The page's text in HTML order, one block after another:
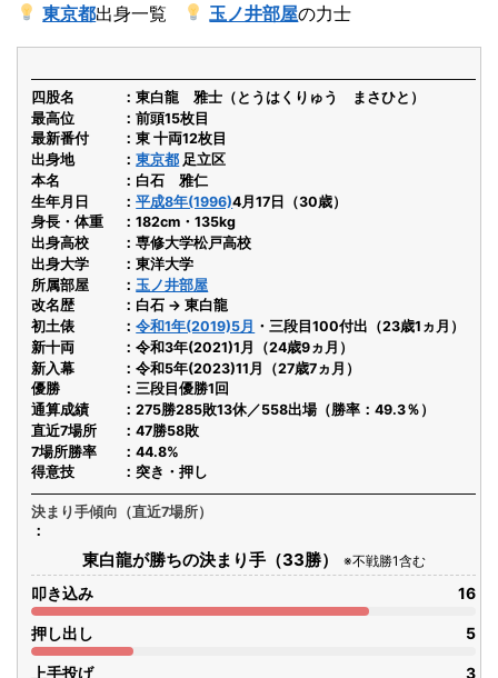
東京都出身一覧 玉ノ井部屋の力士
四股名
東白龍 雅士（とうはくりゅう まさひと）
最高位
前頭15枚目
最新番付
東 十両12枚目
出身地
東京都 足立区
本名
白石 雅仁
生年月日
平成8年(1996)4月17日（30歳）
身長・体重
182cm・135kg
出身高校
専修大学松戸高校
出身大学
東洋大学
所属部屋
玉ノ井部屋
改名歴
白石 → 東白龍
初土俵
令和1年(2019)5月 ・三段目100付出（23歳1ヵ月）
新十両
令和3年(2021)1月（24歳9ヵ月）
新入幕
令和5年(2023)11月（27歳7ヵ月）
優勝
三段目優勝1回
通算成績
275勝285敗13休／558出場（勝率：49.3％）
直近7場所
47勝58敗
7場所勝率
44.8%
得意技
突き・押し
決まり手傾向（直近7場所）
東白龍が勝ちの決まり手（33勝） ※不戦勝1含む
叩き込み 16
押し出し 5
上手投げ 3